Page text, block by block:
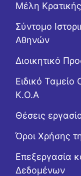
Μέλη
Σύντομο
Αθηνών
Διοικητικό
Ειδικό
Κ.Ο.Α
Θέσεις
Όροι Χρήσης
Επεξεργασία
Δεδομένων